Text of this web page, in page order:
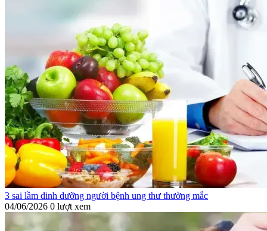
3 sai lầm dinh dưỡng người bệnh ung thư thường mắc
04/06/2026 0 lượt xem